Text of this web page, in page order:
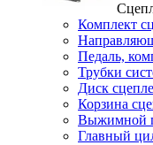
Комплект
Педаль,
Трубки
Диск
Корзина
Выжимной
Главный